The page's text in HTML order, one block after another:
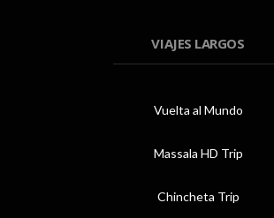
VIAJES LARGOS
Vuelta al Mundo
Massala HD Trip
Chincheta Trip